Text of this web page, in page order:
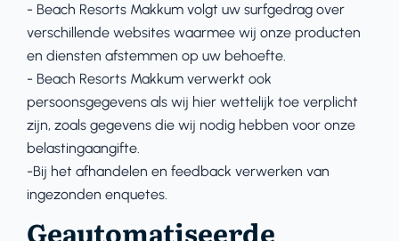
- Beach Resorts Makkum volgt uw surfgedrag over
verschillende websites waarmee wij onze producten
en diensten afstemmen op uw behoefte.
- Beach Resorts Makkum verwerkt ook
persoonsgegevens als wij hier wettelijk toe verplicht
zijn, zoals gegevens die wij nodig hebben voor onze
belastingaangifte.
-Bij het afhandelen en feedback verwerken van
ingezonden enquetes.
Geautomatiseerde